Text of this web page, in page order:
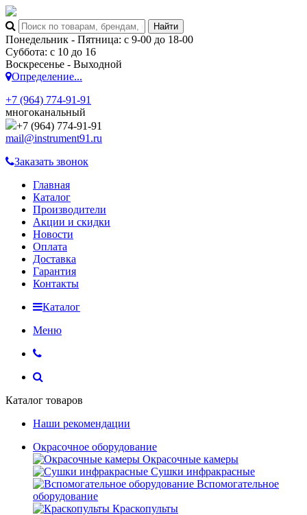
Понедельник - Пятница: с 9-00 до 18-00
Суббота: с 10 до 16
Воскресенье - Выходной
Определение...
+7 (964) 774-91-91
многоканальный
+7 (964) 774-91-91
mail@instrument91.ru
Заказать звонок
Главная
Каталог
Производители
Акции и скидки
Новости
Оплата
Доставка
Гарантия
Контакты
Каталог
Меню
Каталог товаров
Наши рекомендации
Окрасочное оборудование
Окрасочные камеры
Сушки инфракрасные
Вспомогательное
оборудование
Краскопульты